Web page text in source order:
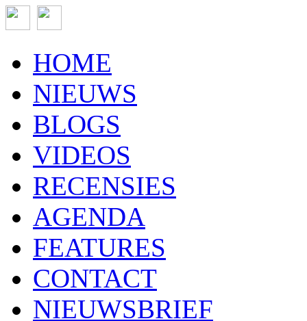
HOME
NIEUWS
BLOGS
VIDEOS
RECENSIES
AGENDA
FEATURES
CONTACT
NIEUWSBRIEF